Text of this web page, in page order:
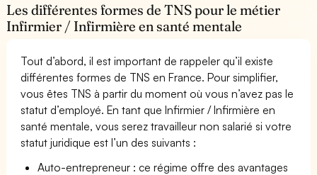
Les différentes formes de TNS pour le métier
Infirmier / Infirmière en santé mentale
Tout d’abord, il est important de rappeler qu’il existe
différentes formes de TNS en France. Pour simplifier,
vous êtes TNS à partir du moment où vous n’avez pas le
statut d’employé. En tant que Infirmier / Infirmière en
santé mentale, vous serez travailleur non salarié si votre
statut juridique est l’un des suivants :
Auto-entrepreneur : ce régime offre des avantages